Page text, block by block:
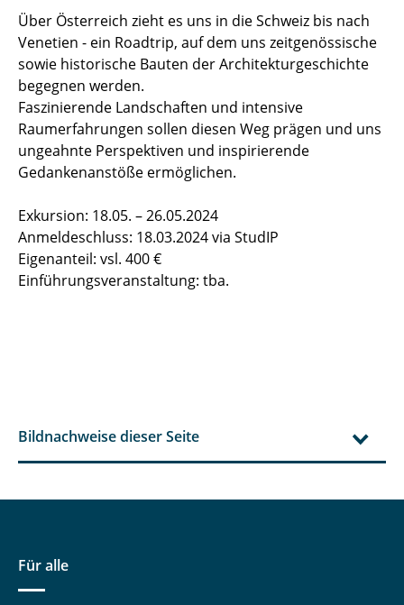
Über Österreich zieht es uns in die Schweiz bis nach
Venetien - ein Roadtrip, auf dem uns zeitgenössische
sowie historische Bauten der Architekturgeschichte
begegnen werden.
Faszinierende Landschaften und intensive
Raumerfahrungen sollen diesen Weg prägen und uns
ungeahnte Perspektiven und inspirierende
Gedankenanstöße ermöglichen.
Exkursion: 18.05. – 26.05.2024
Anmeldeschluss: 18.03.2024 via StudIP
Eigenanteil: vsl. 400 €
Einführungsveranstaltung: tba.
Bildnachweise dieser Seite
Für alle